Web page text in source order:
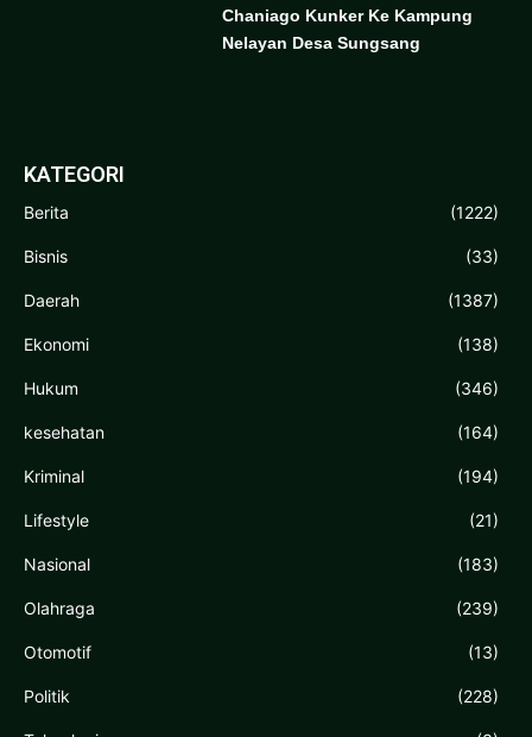
Chaniago Kunker Ke Kampung
Nelayan Desa Sungsang
KATEGORI
Berita (1222)
Bisnis (33)
Daerah (1387)
Ekonomi (138)
Hukum (346)
kesehatan (164)
Kriminal (194)
Lifestyle (21)
Nasional (183)
Olahraga (239)
Otomotif (13)
Politik (228)